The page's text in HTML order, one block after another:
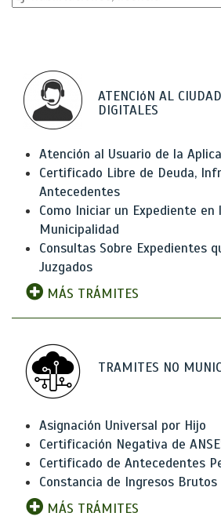
ATENCIóN AL
DIGITALES
Atención al Usuario de la
Certificado Libre de Deuda,
Antecedentes
Como Iniciar un Expediente en
Municipalidad
Consultas Sobre Expedientes
Juzgados
MÁS TRÁMITES
TRAMITES NO
Asignación Universal por Hijo
Certificación Negativa de
Certificado de Antecedentes
Constancia de Ingresos Brutos
MÁS TRÁMITES